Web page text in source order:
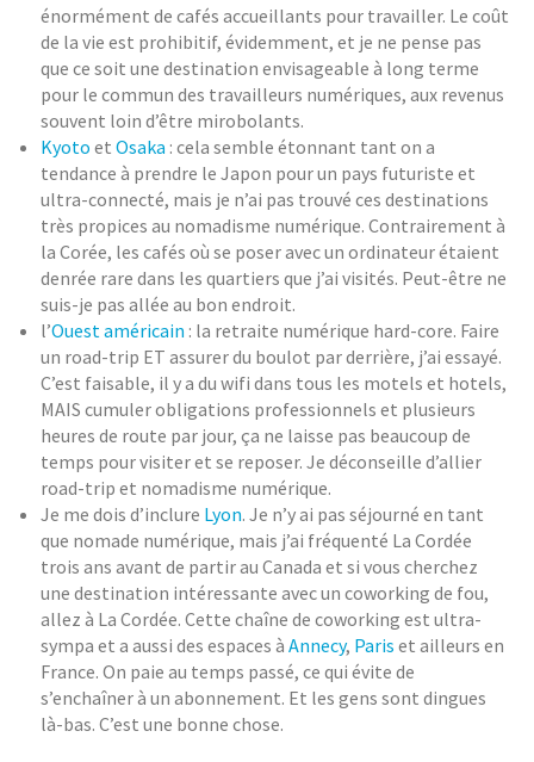
énormément de cafés accueillants pour travailler. Le coût
de la vie est prohibitif, évidemment, et je ne pense pas
que ce soit une destination envisageable à long terme
pour le commun des travailleurs numériques, aux revenus
souvent loin d’être mirobolants.
Kyoto etOsaka : cela semble étonnant tant on a
tendance à prendre le Japon pour un pays futuriste et
ultra-connecté, mais je n’ai pas trouvé ces destinations
très propices au nomadisme numérique. Contrairement à
la Corée, les cafés où se poser avec un ordinateur étaient
denrée rare dans les quartiers que j’ai visités. Peut-être ne
suis-je pas allée au bon endroit.
l’Ouest américain : la retraite numérique hard-core. Faire
un road-trip ET assurer du boulot par derrière, j’ai essayé.
C’est faisable, il y a du wifi dans tous les motels et hotels,
MAIS cumuler obligations professionnels et plusieurs
heures de route par jour, ça ne laisse pas beaucoup de
temps pour visiter et se reposer. Je déconseille d’allier
road-trip et nomadisme numérique.
Je me dois d’inclure Lyon. Je n’y ai pas séjourné en tant
que nomade numérique, mais j’ai fréquenté La Cordée
trois ans avant de partir au Canada et si vous cherchez
une destination intéressante avec un coworking de fou,
allez à La Cordée. Cette chaîne de coworking est ultra-
sympa et a aussi des espaces àAnnecy, Paris et ailleurs en
France. On paie au temps passé, ce qui évite de
s’enchaîner à un abonnement. Et les gens sont dingues
là-bas. C’est une bonne chose.